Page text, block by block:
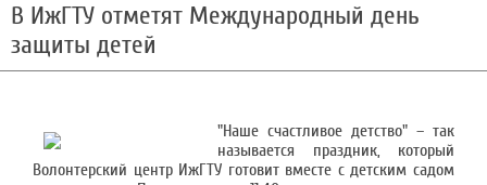
В ИжГТУ отметят Международный день
защиты детей
"Наше счастливое детство" – так
называется праздник, который
Волонтерский центр ИжГТУ готовит вместе с детским садом